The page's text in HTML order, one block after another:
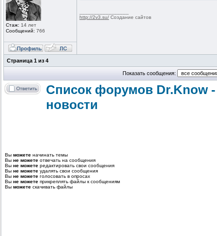
Стаж: 14 лет
Сообщений: 766
http://2v3.su/ Создание сайтов
Страница 1 из 4
Показать сообщения:
Список форумов Dr.Know
новости
Вы можете начинать темы
Вы не можете отвечать на сообщения
Вы не можете редактировать свои сообщения
Вы не можете удалять свои сообщения
Вы не можете голосовать в опросах
Вы не можете прикреплять файлы к сообщениям
Вы можете скачивать файлы